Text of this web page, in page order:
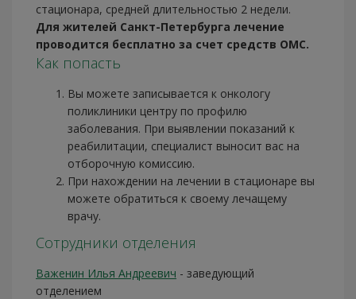
стационара, средней длительностью 2 недели.
Для жителей Санкт-Петербурга лечение
проводится бесплатно за счет средств ОМС.
Как попасть
Вы можете записывается к онкологу
поликлиники центру по профилю
заболевания. При выявлении показаний к
реабилитации, специалист выносит вас на
отборочную комиссию.
При нахождении на лечении в стационаре вы
можете обратиться к своему лечащему
врачу.
Сотрудники отделения
Важенин Илья Андреевич - заведующий
отделением